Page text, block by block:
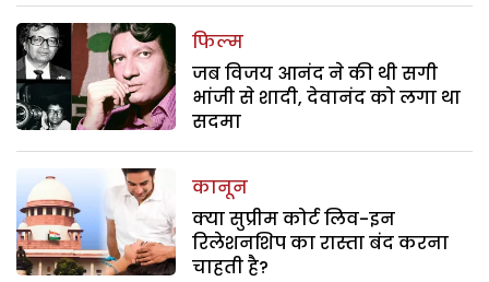
फिल्म
जब विजय आनंद ने की थी सगी
भांजी से शादी, देवानंद को लगा था
सदमा
कानून
क्या सुप्रीम कोर्ट लिव-इन
रिलेशनशिप का रास्ता बंद करना
चाहती है?